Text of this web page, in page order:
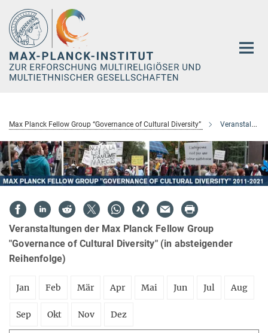
Hauptinhalt
Max Planck Fellow Group “Governance of Cultural Diversity” Veranstaltungen
Veranstaltungen der Max Planck Fellow Group
"Governance of Cultural Diversity" (in absteigender
Reihenfolge)
Jan Feb Mär Apr Mai Jun Jul Aug
Sep Okt Nov Dez